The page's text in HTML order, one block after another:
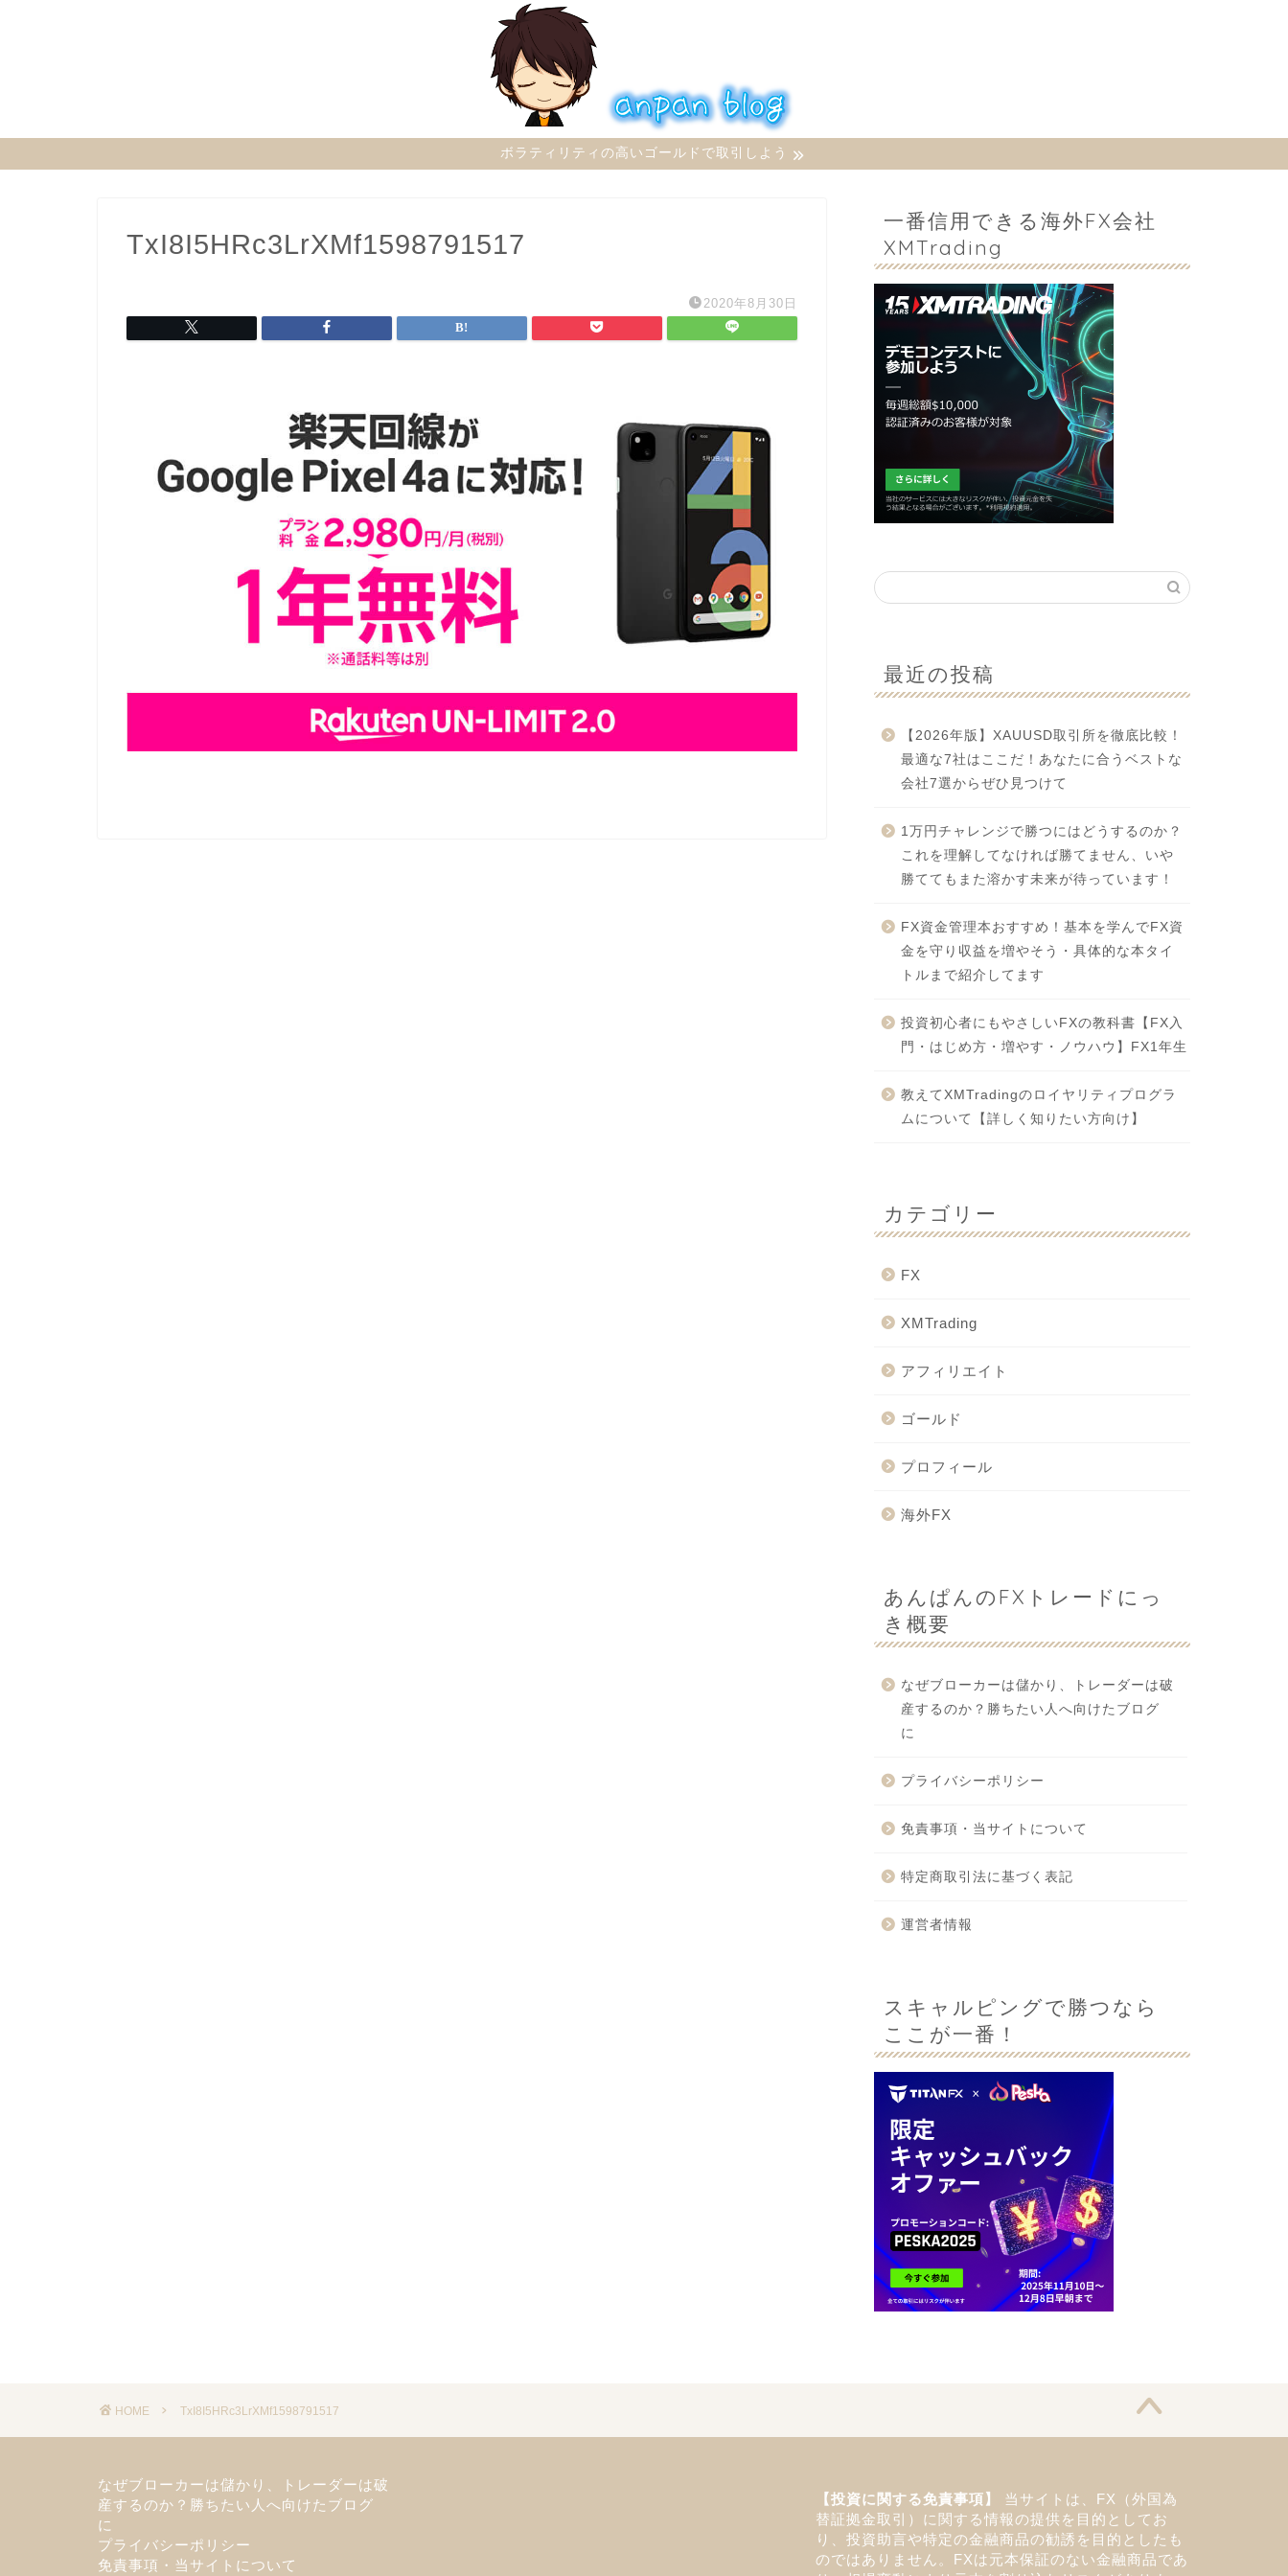
ボラティリティの高いゴールドで取引しよう
TxI8I5HRc3LrXMf1598791517
2020年8月30日
一番信用できる海外FX会社
XMTrading
最近の投稿
【2026年版】XAUUSD取引所を徹底比較！
最適な7社はここだ！あなたに合うベストな
会社7選からぜひ見つけて
1万円チャレンジで勝つにはどうするのか？
これを理解してなければ勝てません、いや
勝ててもまた溶かす未来が待っています！
FX資金管理本おすすめ！基本を学んでFX資
金を守り収益を増やそう・具体的な本タイ
トルまで紹介してます
投資初心者にもやさしいFXの教科書【FX入
門・はじめ方・増やす・ノウハウ】FX1年生
教えてXMTradingのロイヤリティプログラ
ムについて【詳しく知りたい方向け】
カテゴリー
FX
XMTrading
アフィリエイト
ゴールド
プロフィール
海外FX
あんぱんのFXトレードにっ
き概要
なぜブローカーは儲かり、トレーダーは破
産するのか？勝ちたい人へ向けたブログ
に
プライバシーポリシー
免責事項・当サイトについて
特定商取引法に基づく表記
運営者情報
スキャルピングで勝つなら
ここが一番！
HOME TxI8I5HRc3LrXMf1598791517
なぜブローカーは儲かり、トレーダーは破
産するのか？勝ちたい人へ向けたブログ
に
プライバシーポリシー
免責事項・当サイトについて
【投資に関する免責事項】
当サイトは、FX（外国為
替証拠金取引）に関する情報の提供を目的としてお
り、投資助言や特定の金融商品の勧誘を目的としたも
のではありません。FXは元本保証のない金融商品であ